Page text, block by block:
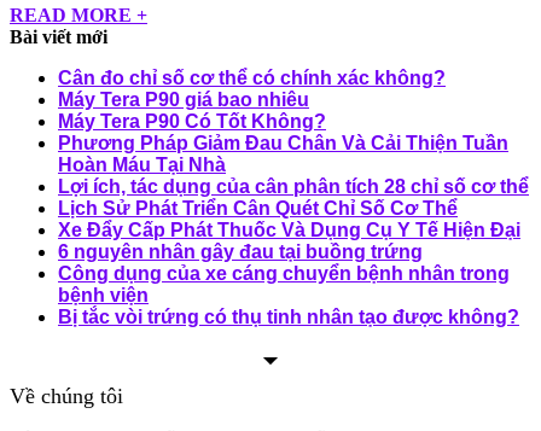
READ MORE +
Bài viết mới
Cân đo chỉ số cơ thể có chính xác không?
Máy Tera P90 giá bao nhiêu
Máy Tera P90 Có Tốt Không?
Phương Pháp Giảm Đau Chân Và Cải Thiện Tuần
Hoàn Máu Tại Nhà
Lợi ích, tác dụng của cân phân tích 28 chỉ số cơ thể
Lịch Sử Phát Triển Cân Quét Chỉ Số Cơ Thể
Xe Đẩy Cấp Phát Thuốc Và Dụng Cụ Y Tế Hiện Đại
6 nguyên nhân gây đau tại buồng trứng
Công dụng của xe cáng chuyển bệnh nhân trong
bệnh viện
Bị tắc vòi trứng có thụ tinh nhân tạo được không?
Về chúng tôi